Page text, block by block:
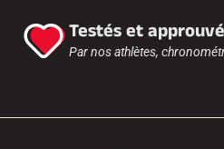
Testés et
Par nos athlètes,